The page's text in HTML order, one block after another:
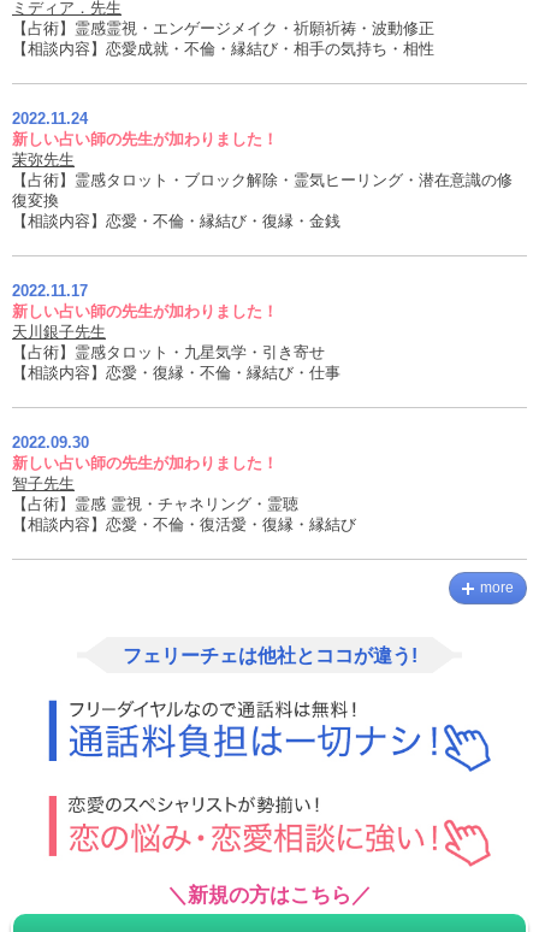
ミディア．先生
【占術】霊感霊視・エンゲージメイク・祈願祈祷・波動修正
【相談内容】恋愛成就・不倫・縁結び・相手の気持ち・相性
2022.11.24
新しい占い師の先生が加わりました！
茉弥先生
【占術】霊感タロット・ブロック解除・霊気ヒーリング・潜在意識の修
復変換
【相談内容】恋愛・不倫・縁結び・復縁・金銭
2022.11.17
新しい占い師の先生が加わりました！
天川銀子先生
【占術】霊感タロット・九星気学・引き寄せ
【相談内容】恋愛・復縁・不倫・縁結び・仕事
2022.09.30
新しい占い師の先生が加わりました！
智子先生
【占術】霊感 霊視・チャネリング・霊聴
【相談内容】恋愛・不倫・復活愛・復縁・縁結び
more
フェリーチェは他社とココが違う!
＼新規の方はこちら／